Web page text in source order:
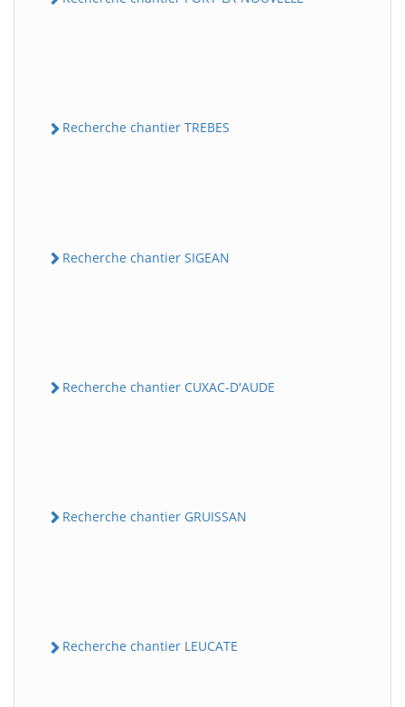
Recherche chantier TREBES
Recherche chantier SIGEAN
Recherche chantier CUXAC-D'AUDE
Recherche chantier GRUISSAN
Recherche chantier LEUCATE